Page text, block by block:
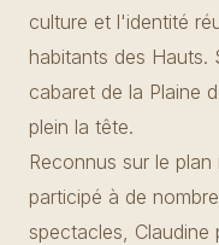
culture et l'identité
habitants des Hauts.
cabaret de la Plaine
plein la tête.
Reconnus sur le
participé à de
spectacles,